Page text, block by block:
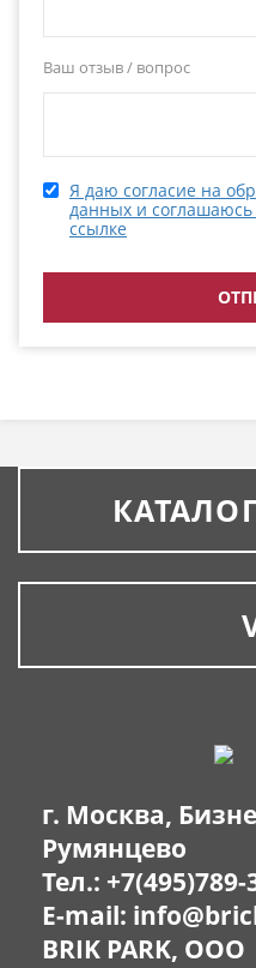
Ваш отзыв / вопрос
Я даю согласие на
данных и
ссылке
г. Москва,
Румянцево
Тел.: +7(495)789-
E-mail:
BRIK PARK, OOO